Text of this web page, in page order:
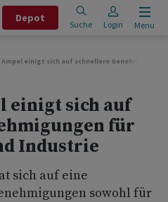
Depot
Suche Login Menu
Ampel einigt sich auf schnellere
einigt sich auf
für
Industrie
sich auf eine
sowohl für